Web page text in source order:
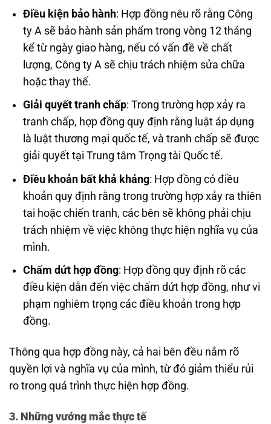
Điều kiện bảo hành: Hợp đồng nêu rõ rằng Công
ty A sẽ bảo hành sản phẩm trong vòng 12 tháng
kể từ ngày giao hàng, nếu có vấn đề về chất
lượng, Công ty A sẽ chịu trách nhiệm sửa chữa
hoặc thay thế.
Giải quyết tranh chấp: Trong trường hợp xảy ra
tranh chấp, hợp đồng quy định rằng luật áp dụng
là luật thương mại quốc tế, và tranh chấp sẽ được
giải quyết tại Trung tâm Trọng tài Quốc tế.
Điều khoản bất khả kháng: Hợp đồng có điều
khoản quy định rằng trong trường hợp xảy ra thiên
tai hoặc chiến tranh, các bên sẽ không phải chịu
trách nhiệm về việc không thực hiện nghĩa vụ của
mình.
Chấm dứt hợp đồng: Hợp đồng quy định rõ các
điều kiện dẫn đến việc chấm dứt hợp đồng, như vi
phạm nghiêm trọng các điều khoản trong hợp
đồng.
Thông qua hợp đồng này, cả hai bên đều nắm rõ
quyền lợi và nghĩa vụ của mình, từ đó giảm thiểu rủi
ro trong quá trình thực hiện hợp đồng.
3. Những vướng mắc thực tế